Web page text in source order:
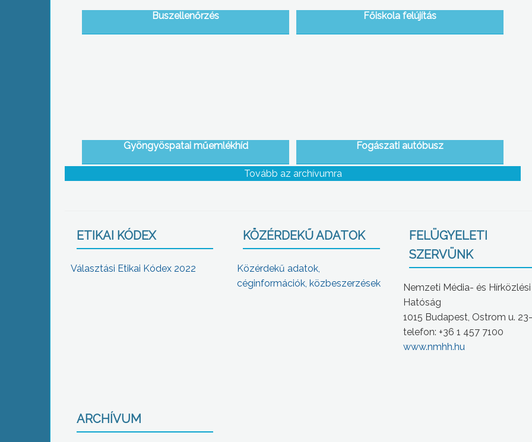
Buszellenőrzés Főiskola felújítás
Gyöngyöspatai műemlékhíd Fogászati autóbusz
Tovább az archívumra
ETIKAI KÓDEX
Választási Etikai Kódex 2022
KÖZÉRDEKŰ ADATOK
Közérdekű adatok,
céginformációk, közbeszerzések
FELÜGYELETI
SZERVÜNK
Nemzeti Média- és Hírközlési
Hatóság
1015 Budapest, Ostrom u.
telefon: +36 1 457 7100
www.nmhh.hu
ARCHÍVUM